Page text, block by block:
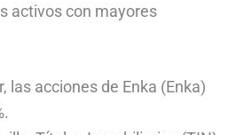
activos con mayores
las acciones de Enka (Enka)